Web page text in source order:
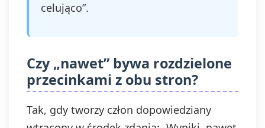
celująco”.
Czy „nawet” bywa rozdzielone
przecinkami z obu stron?
Tak, gdy tworzy człon dopowiedziany